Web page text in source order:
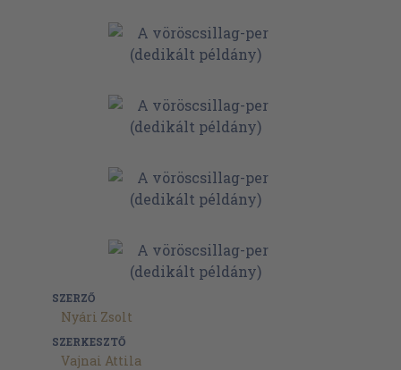
SZERZŐ
Nyári Zsolt
SZERKESZTŐ
Vajnai Attila